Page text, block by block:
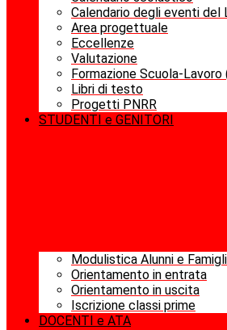
Calendario degli eventi del
Area progettuale
Eccellenze
Valutazione
Formazione Scuola-Lavoro
Libri di testo
Progetti PNRR
STUDENTI e GENITORI
Modulistica Alunni e
Orientamento in entrata
Orientamento in uscita
Iscrizione classi prime
DOCENTI e ATA